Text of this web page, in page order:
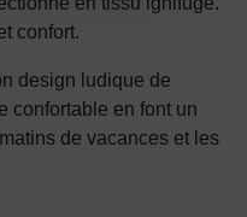
confort.
design ludique de
confortable en font un
de vacances et les